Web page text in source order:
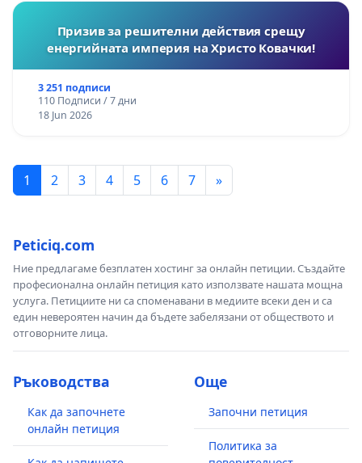
Призив за решителни действия срещу
енергийната империя на Христо Ковачки!
3 251 подписи
110 Подписи / 7 дни
18 Jun 2026
1 2 3 4 5 6 7 »
Peticiq.com
Ние предлагаме безплатен хостинг за онлайн петиции. Създайте
професионална онлайн петиция като използвате нашата мощна
услуга. Петициите ни са споменавани в медиите всеки ден и са
един невероятен начин да бъдете забелязани от обществото и
отговорните лица.
Ръководства
Как да започнете
онлайн петиция
Още
Започни петиция
Политика за